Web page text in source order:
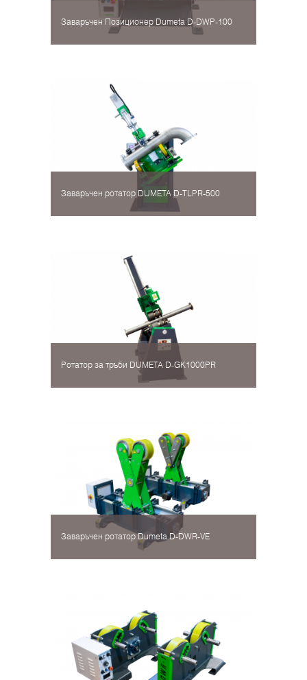
Заваръчен Позиционер Dumeta D-DWP-100
Заваръчен ротатор DUMETA D-TLPR-500
Ротатор за тръби DUMETA D-GK1000PR
Заваръчен ротатор Dumeta D-DWR-VE